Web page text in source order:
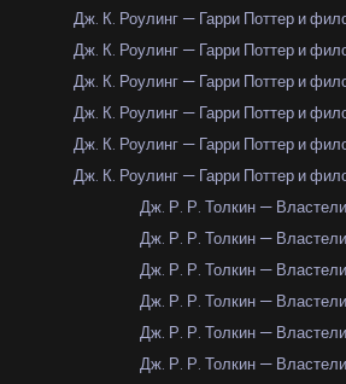
Дж. К. Роулинг — Гарри Поттер и
Дж. К. Роулинг — Гарри Поттер и
Дж. К. Роулинг — Гарри Поттер и
Дж. К. Роулинг — Гарри Поттер и
Дж. К. Роулинг — Гарри Поттер и
Дж. К. Роулинг — Гарри Поттер и
Дж. Р. Р. Толкин —
Дж. Р. Р. Толкин —
Дж. Р. Р. Толкин —
Дж. Р. Р. Толкин —
Дж. Р. Р. Толкин —
Дж. Р. Р. Толкин —